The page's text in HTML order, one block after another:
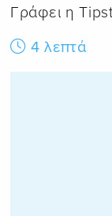
Γράφει η
4 λεπτά